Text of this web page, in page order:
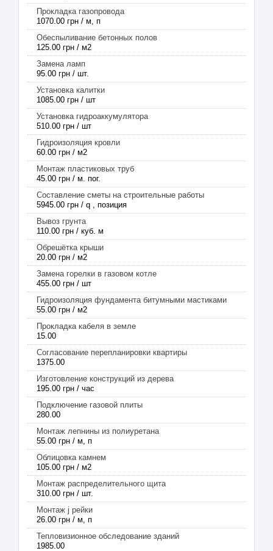
Прокладка газопровода
1070.00 грн / м, п
Обеспыливание бетонных полов
125.00 грн / м2
Замена ламп
95.00 грн / шт.
Установка калитки
1085.00 грн / шт
Установка гидроаккумулятора
510.00 грн / шт
Гидроизоляция кровли
60.00 грн / м2
Монтаж пластиковых труб
45.00 грн / м. пог.
Составление сметы на строительные работы
5945.00 грн / q , позиция
Вывоз грунта
110.00 грн / куб. м
Обрешётка крыши
20.00 грн / м2
Замена горелки в газовом котле
455.00 грн / шт
Гидроизоляция фундамента битумными мастиками
55.00 грн / м2
Прокладка кабеля в земле
15.00
Согласование перепланировки квартиры
1375.00
Изготовление конструкций из дерева
195.00 грн / час
Подключение газовой плиты
280.00
Монтаж лепнины из полиуретана
55.00 грн / м, п
Облицовка камнем
105.00 грн / м2
Монтаж распределительного щита
310.00 грн / шт.
Монтаж j рейки
26.00 грн / м, п
Тепловизионное обследование зданий
1985.00